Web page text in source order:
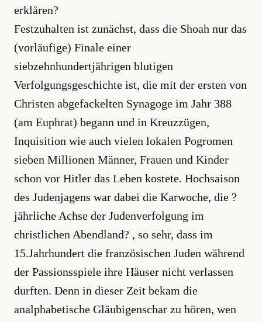
erklären?
Festzuhalten ist zunächst, dass die Shoah nur das
(vorläufige) Finale einer
siebzehnhundertjährigen blutigen
Verfolgungsgeschichte ist, die mit der ersten von
Christen abgefackelten Synagoge im Jahr 388
(am Euphrat) begann und in Kreuzzügen,
Inquisition wie auch vielen lokalen Pogromen
sieben Millionen Männer, Frauen und Kinder
schon vor Hitler das Leben kostete. Hochsaison
des Judenjagens war dabei die Karwoche, die ?
jährliche Achse der Judenverfolgung im
christlichen Abendland? , so sehr, dass im
15.Jahrhundert die französischen Juden während
der Passionsspiele ihre Häuser nicht verlassen
durften. Denn in dieser Zeit bekam die
analphabetische Gläubigenschar zu hören, wen